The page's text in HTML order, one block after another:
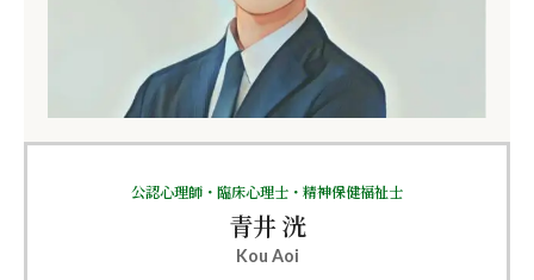
公認心理師・臨床心理士・精神保健福祉士
青井 洸
Kou Aoi